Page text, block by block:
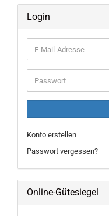
Login
E-
Mail-
Adresse
Passwort
Konto erstellen
Passwort vergessen?
Online-Gütesiegel